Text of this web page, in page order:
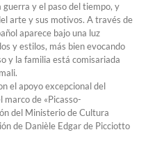
guerra y el paso del tiempo, y
arte y sus motivos. A través de
aparece bajo una luz
y estilos, más bien evocando
y la familia está comisariada
el apoyo excepcional del
marco de «Picasso-
del Ministerio de Cultura
de Danièle Edgar de Picciotto